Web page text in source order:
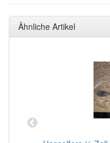
Ähnliche Artikel